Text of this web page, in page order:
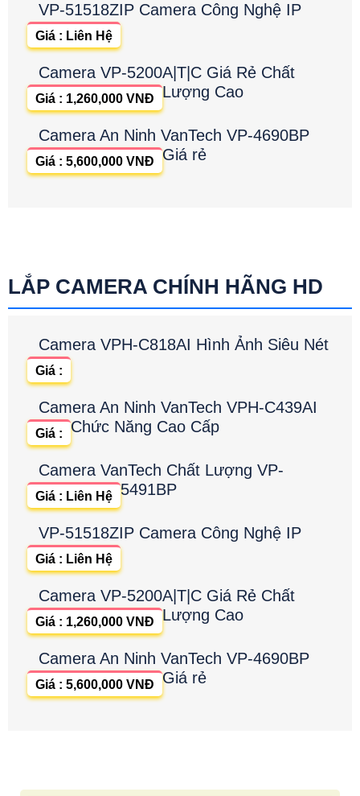
VP-51518ZIP Camera Công Nghệ IP
Giá : Liên Hệ
Camera VP-5200A|T|C Giá Rẻ Chất
Lượng Cao
Giá : 1,260,000 VNĐ
Camera An Ninh VanTech VP-4690BP
Giá rẻ
Giá : 5,600,000 VNĐ
LẮP CAMERA CHÍNH HÃNG HD
Camera VPH-C818AI Hình Ảnh Siêu Nét
Giá :
Camera An Ninh VanTech VPH-C439AI
Chức Năng Cao Cấp
Giá :
Camera VanTech Chất Lượng VP-
5491BP
Giá : Liên Hệ
VP-51518ZIP Camera Công Nghệ IP
Giá : Liên Hệ
Camera VP-5200A|T|C Giá Rẻ Chất
Lượng Cao
Giá : 1,260,000 VNĐ
Camera An Ninh VanTech VP-4690BP
Giá rẻ
Giá : 5,600,000 VNĐ